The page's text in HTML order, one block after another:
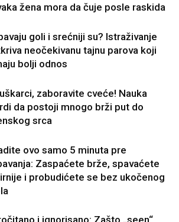
žena mora da čuje posle raskida
goli i srećniji su? Istraživanje
neočekivanu tajnu parova koji
bolji odnos
zaboravite cveće! Nauka
da postoji mnogo brži put do
srca
ovo samo 5 minuta pre
Zaspaćete brže, spavaćete
i probudićete se bez ukočenog
i ignorisano: Zašto „seen“